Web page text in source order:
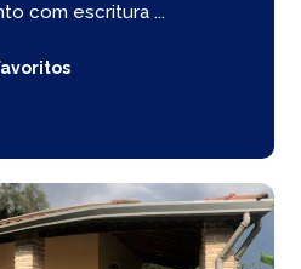
com escritura ...